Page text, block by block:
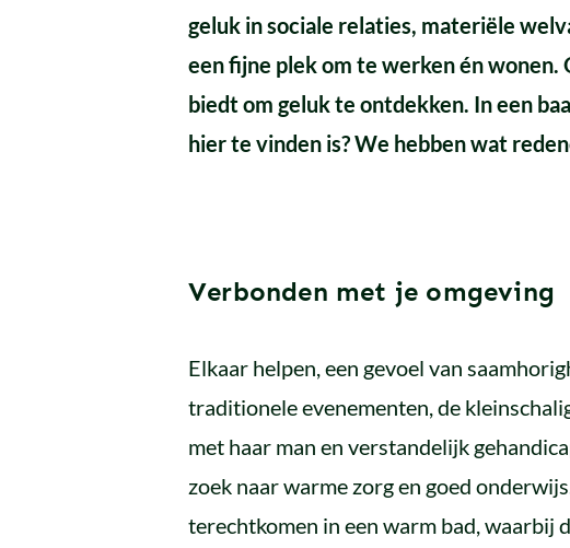
geluk insociale relaties, materiële
een fijne plek om te werken én
biedt om geluk te ontdekken. In een
hier te vinden is? We hebben wat
Verbonden met je omgeving
Elkaar helpen, een gevoel van
traditionele evenementen, de
met haar man en verstandelijk
zoek naar warme zorg en goed
terechtkomen in een warm bad, waarbij